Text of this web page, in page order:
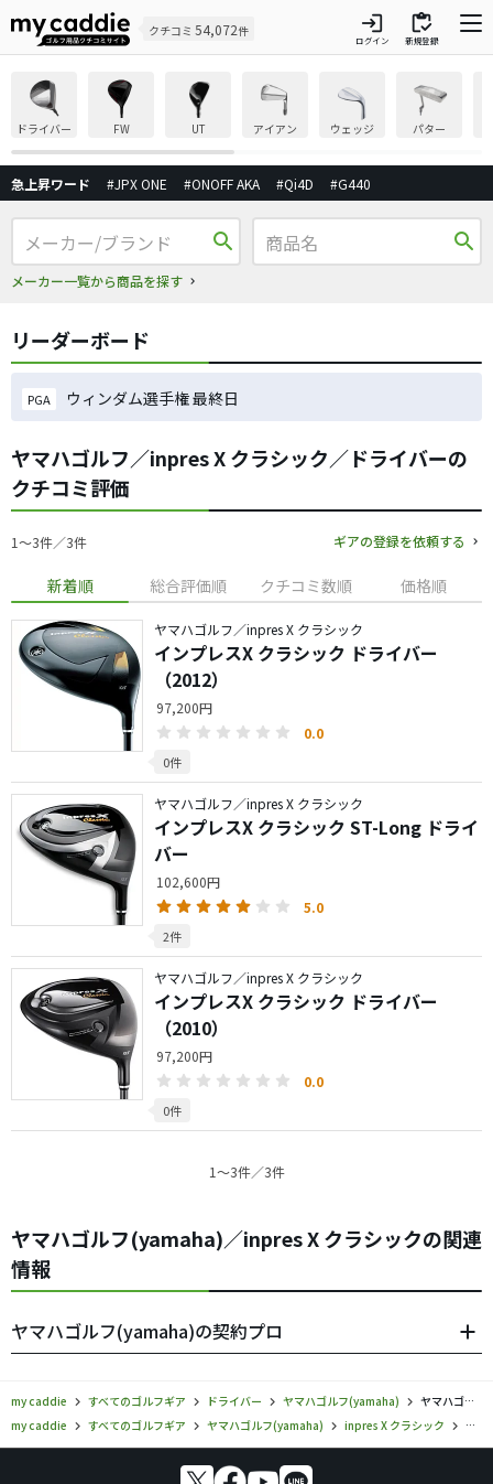
クチコミ 54,072件 login
ログイン
inventory
新規登録
ドライバー FW UT アイアン ウェッジ パター
急上昇ワード #JPX ONE #ONOFF AKA #Qi4D #G440
search
メーカー一覧から商品を探す
search
リーダーボード
PGA ウィンダム選手権 最終日
ヤマハゴルフ／inpres X クラシック／ドライバーの
クチコミ評価
1〜3件／3件 ギアの登録を依頼する
新着順 総合評価順 クチコミ数順 価格順
ヤマハゴルフ／inpres X クラシック
インプレスX クラシック ドライバー
（2012）
97,200円
0.0
0件
ヤマハゴルフ／inpres X クラシック
インプレスX クラシック ST-Long ドライ
バー
102,600円
5.0
2件
ヤマハゴルフ／inpres X クラシック
インプレスX クラシック ドライバー
（2010）
97,200円
0.0
0件
1〜3件／3件
ヤマハゴルフ(yamaha)／inpres X クラシックの関連
情報
ヤマハゴルフ(yamaha)の契約プロ
my caddie すべてのゴルフギア ドライバー ヤマハゴルフ(yamaha)
ヤマハゴルフ／inpres X クラシック／ドライバーの口コミ評価
my caddie
すべてのゴルフギア ヤマハゴルフ(yamaha) inpres X クラシック ヤマ